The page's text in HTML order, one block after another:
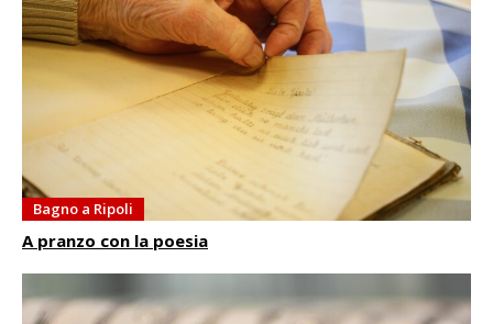
Bagno a Ripoli
A pranzo con la poesia